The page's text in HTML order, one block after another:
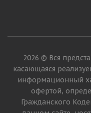
2026 © Вся
касающаяся
информационный
офертой,
Гражданского